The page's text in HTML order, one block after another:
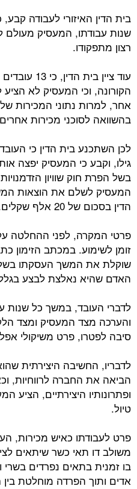
שנות עבודתו, המעסיק מעולם
רצון מתפקודו.
עוד ציין
הקורונה, וכי המעסיק לא
אחר, למרות נתוני המכירות
בהשוואה לסוכני מכירות
לכן השתכנע בית הדין כי
בשל הפרת חוק שוויון
המעסיק לשלם את הוצאות
הדין בסכום של 20 אלף שקלים.
פרטי המקרה, לפני ההחלטה
זומן לשימוע. במכתב הזימון
שוקלת את המשך העסקתו
האדם שהיא נאלצת לבצע
לדברי העובד, במשך כל שנות
והערכה מצד המעסיק ומצד
סיבה לפטרו, פרט משיקולי
לדבריו, החשיבה היצירתית
הביאה את החברה לרווחיות,
ופתרונותיו היצירתיים, הציע
טיול.
פרט לעבודתו כאיש מכירות,
משולב דו תאי כשר שיתאים
בו זמנית בתאים נפרדים
אדים ותוך הפרדה מוחלטת